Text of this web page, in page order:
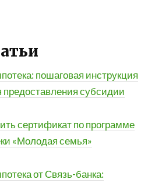
пошаговая инструкция
предоставления субсидии
сертификат по программе
«Молодая семья»
от Связь-банка: